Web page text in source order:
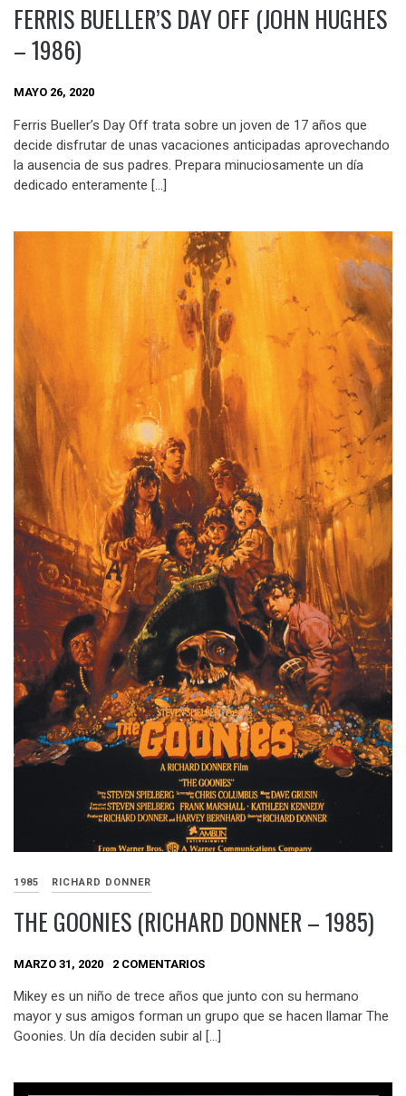
FERRIS BUELLER’S DAY OFF (JOHN HUGHES
– 1986)
MAYO 26, 2020
Ferris Bueller’s Day Off trata sobre un joven de 17 años que
decide disfrutar de unas vacaciones anticipadas aprovechando
la ausencia de sus padres. Prepara minuciosamente un día
dedicado enteramente […]
1985 RICHARD DONNER
THE GOONIES (RICHARD DONNER – 1985)
MARZO 31, 2020 2 COMENTARIOS
Mikey es un niño de trece años que junto con su hermano
mayor y sus amigos forman un grupo que se hacen llamar The
Goonies. Un día deciden subir al […]